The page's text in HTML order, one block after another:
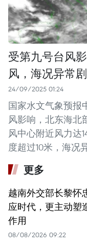
受第九号台风
风，海况异常
24/09/2025 01:24
国家水文气象预报
风影响，北东海北
风中心附近风力达
度超过10米，海况
更多
越南外交部长黎怀
应时代，更主动塑
作用
08/08/2026 09:22